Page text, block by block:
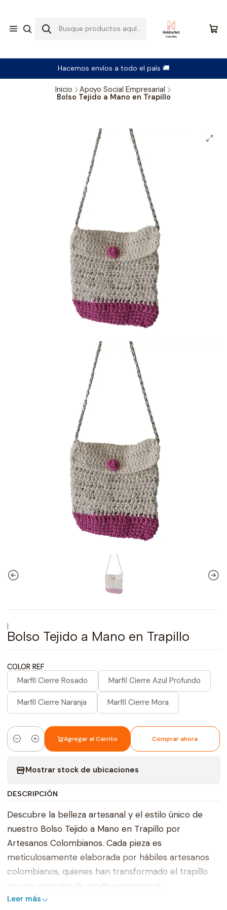
Hacemos envíos a todo el país 🚚
Inicio
Apoyo Social Empresarial
Bolso Tejido a Mano en Trapillo
|
Bolso Tejido a Mano en Trapillo
COLOR REF
Marfil Cierre Rosado Marfil Cierre Azul Profundo
Marfil Cierre Naranja Marfil Cierre Mora
Cantidad
Agregar al Carrito Comprar ahora
Mostrar stock de ubicaciones
DESCRIPCIÓN
Descubre la belleza artesanal y el estilo único de
nuestro Bolso Tejido a Mano en Trapillo por
Artesanos Colombianos. Cada pieza es
meticulosamente elaborada por hábiles artesanos
colombianos, quienes han transformado el trapillo
en una creación de moda excepcional.
Leer más